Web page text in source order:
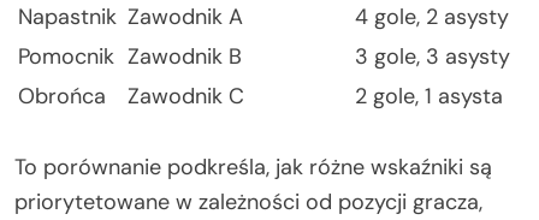
Napastnik Zawodnik A
4 gole, 2 asysty
Pomocnik Zawodnik B
3 gole, 3 asysty
Obrońca
Zawodnik C 2 gole, 1 asysta
To porównanie podkreśla, jak różne wskaźniki są
priorytetowane w zależności od pozycji gracza,